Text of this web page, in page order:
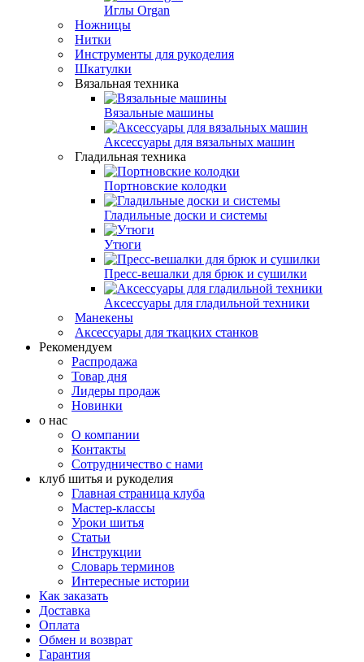
Иглы Organ
Ножницы
Нитки
Инструменты для рукоделия
Шкатулки
Вязальная техника
Вязальные машины
Аксессуары для вязальных машин
Гладильная техника
Портновские колодки
Гладильные доски и системы
Утюги
Пресс-вешалки для брюк и сушилки
Аксессуары для гладильной техники
Манекены
Аксессуары для ткацких станков
Рекомендуем
Распродажа
Товар дня
Лидеры продаж
Новинки
о нас
О компании
Контакты
Сотрудничество с нами
клуб шитья и рукоделия
Главная страница клуба
Мастер-классы
Уроки шитья
Статьи
Инструкции
Словарь терминов
Интересные истории
Как заказать
Доставка
Оплата
Обмен и возврат
Гарантия